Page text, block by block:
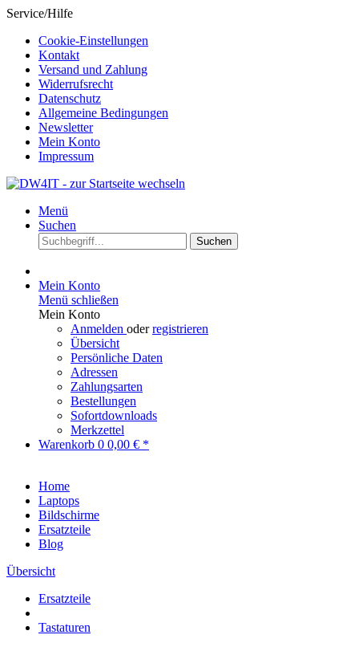
Service/Hilfe
Cookie-Einstellungen
Kontakt
Versand und Zahlung
Widerrufsrecht
Datenschutz
Allgemeine Bedingungen
Newsletter
Mein Konto
Impressum
Menü
Suchen
Suchen
Mein Konto
Menü schließen
Mein Konto
Anmelden oderregistrieren
Übersicht
Persönliche Daten
Adressen
Zahlungsarten
Bestellungen
Sofortdownloads
Merkzettel
Warenkorb 0 0,00 € *
Home
Laptops
Bildschirme
Ersatzteile
Blog
Übersicht
Ersatzteile
Tastaturen